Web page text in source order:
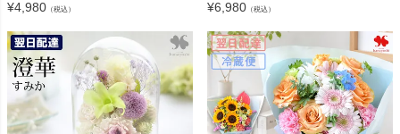
¥4,980 （税込） ¥6,980 （税込）